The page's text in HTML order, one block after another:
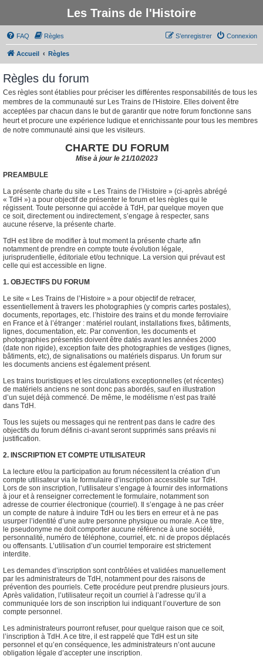
Les Trains de l'Histoire
FAQ Règles Connexion
S’enregistrer
Accueil Règles
Règles du forum
Ces règles sont établies pour préciser les différentes responsabilités de tous les
membres de la communauté sur Les Trains de l'Histoire. Elles doivent être
acceptées par chacun dans le but de garantir que notre forum fonctionne sans
heurt et procure une expérience ludique et enrichissante pour tous les membres
de notre communauté ainsi que les visiteurs.
CHARTE DU FORUM
Mise à jour le 21/10/2023
PREAMBULE
La présente charte du site « Les Trains de l’Histoire » (ci-après abrégé
« TdH ») a pour objectif de présenter le forum et les règles qui le
régissent. Toute personne qui accède à TdH, par quelque moyen que
ce soit, directement ou indirectement, s’engage à respecter, sans
aucune réserve, la présente charte.
TdH est libre de modifier à tout moment la présente charte afin
notamment de prendre en compte toute évolution légale,
jurisprudentielle, éditoriale et/ou technique. La version qui prévaut est
celle qui est accessible en ligne.
1. OBJECTIFS DU FORUM
Le site « Les Trains de l’Histoire » a pour objectif de retracer,
essentiellement à travers les photographies (y compris cartes postales),
documents, reportages, etc. l’histoire des trains et du monde ferroviaire
en France et à l’étranger : matériel roulant, installations fixes, bâtiments,
lignes, documentation, etc. Par convention, les documents et
photographies présentés doivent être datés avant les années 2000
(date non rigide), exception faite des photographies de vestiges (lignes,
bâtiments, etc), de signalisations ou matériels disparus. Un forum sur
les documents anciens est également présent.
Les trains touristiques et les circulations exceptionnelles (et récentes)
de matériels anciens ne sont donc pas abordés, sauf en illustration
d’un sujet déjà commencé. De même, le modélisme n’est pas traité
dans TdH.
Tous les sujets ou messages qui ne rentrent pas dans le cadre des
objectifs du forum définis ci-avant seront supprimés sans préavis ni
justification.
2. INSCRIPTION ET COMPTE UTILISATEUR
La lecture et/ou la participation au forum nécessitent la création d’un
compte utilisateur via le formulaire d’inscription accessible sur TdH.
Lors de son inscription, l’utilisateur s’engage à fournir des informations
à jour et à renseigner correctement le formulaire, notamment son
adresse de courrier électronique (courriel). Il s’engage à ne pas créer
un compte de nature à induire TdH ou les tiers en erreur et à ne pas
usurper l’identité d’une autre personne physique ou morale. A ce titre,
le pseudonyme ne doit comporter aucune référence à une société,
personnalité, numéro de téléphone, courriel, etc. ni de propos déplacés
ou offensants. L’utilisation d’un courriel temporaire est strictement
interdite.
Les demandes d’inscription sont contrôlées et validées manuellement
par les administrateurs de TdH, notamment pour des raisons de
prévention des pourriels. Cette procédure peut prendre plusieurs jours.
Après validation, l’utilisateur reçoit un courriel à l’adresse qu’il a
communiquée lors de son inscription lui indiquant l’ouverture de son
compte personnel.
Les administrateurs pourront refuser, pour quelque raison que ce soit,
l’inscription à TdH. A ce titre, il est rappelé que TdH est un site
personnel et qu’en conséquence, les administrateurs n’ont aucune
obligation légale d’accepter une inscription.